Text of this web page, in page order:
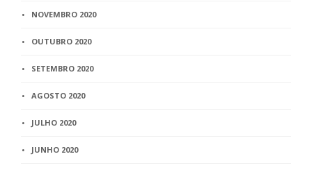
NOVEMBRO 2020
OUTUBRO 2020
SETEMBRO 2020
AGOSTO 2020
JULHO 2020
JUNHO 2020